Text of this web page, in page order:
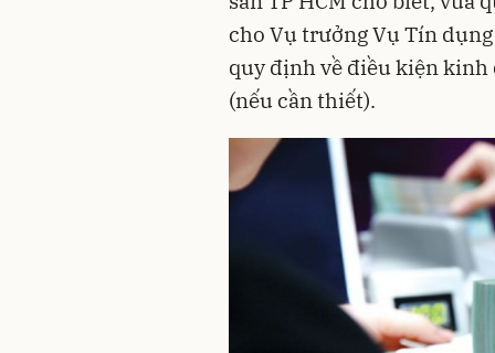
cho Vụ trưởng Vụ Tín
quy định về điều kiện kinh
(nếu cần thiết).